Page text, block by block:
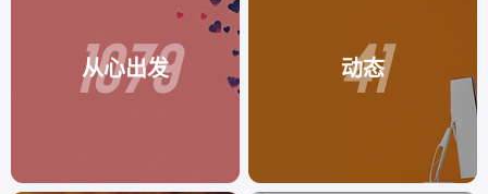
1079
从心出发 41
动态